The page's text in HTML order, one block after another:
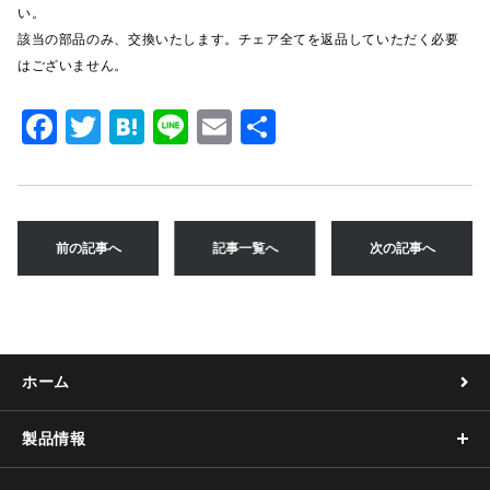
い。
該当の部品のみ、交換いたします。チェア全てを返品していただく必要
はございません。
F
c
e
b
k
T
it
te
r
H
e
n
a
Li
e
E
ai
l
前の記事へ 記事一覧へ 次の記事へ
ホーム
製品情報